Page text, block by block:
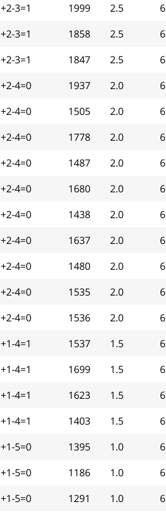
6
2.5
1999
+2-3=1
6
2.5
1858
+2-3=1
6
2.5
1847
+2-3=1
6
2.0
1937
+2-4=0
6
2.0
1505
+2-4=0
6
2.0
1778
+2-4=0
6
2.0
1487
+2-4=0
6
2.0
1680
+2-4=0
6
2.0
1438
+2-4=0
6
2.0
1637
+2-4=0
6
2.0
1480
+2-4=0
6
2.0
1535
+2-4=0
6
2.0
1536
+2-4=0
6
1.5
1537
+1-4=1
6
1.5
1699
+1-4=1
6
1.5
1623
+1-4=1
6
1.5
1403
+1-4=1
6
1.0
1395
+1-5=0
6
1.0
1186
+1-5=0
6
1.0
1291
+1-5=0